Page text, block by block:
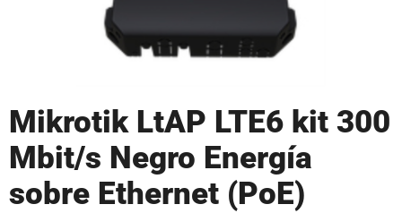
Mikrotik LtAP LTE6 kit 300
Mbit/s Negro Energía
sobre Ethernet (PoE)